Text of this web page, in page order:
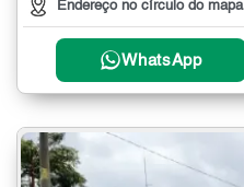
Endereço no círculo do mapa
WhatsApp